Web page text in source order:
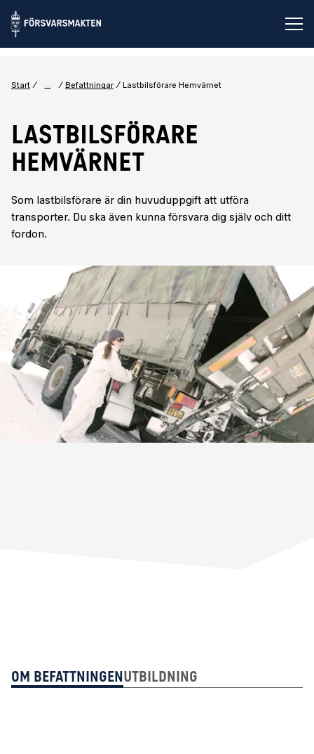
Start ... Befattningar Lastbilsförare Hemvärnet
LASTBILSFÖRARE
HEMVÄRNET
Som lastbilsförare är din huvuduppgift att utföra
transporter. Du ska även kunna försvara dig själv och ditt
fordon.
Om BefattningenUtbildning